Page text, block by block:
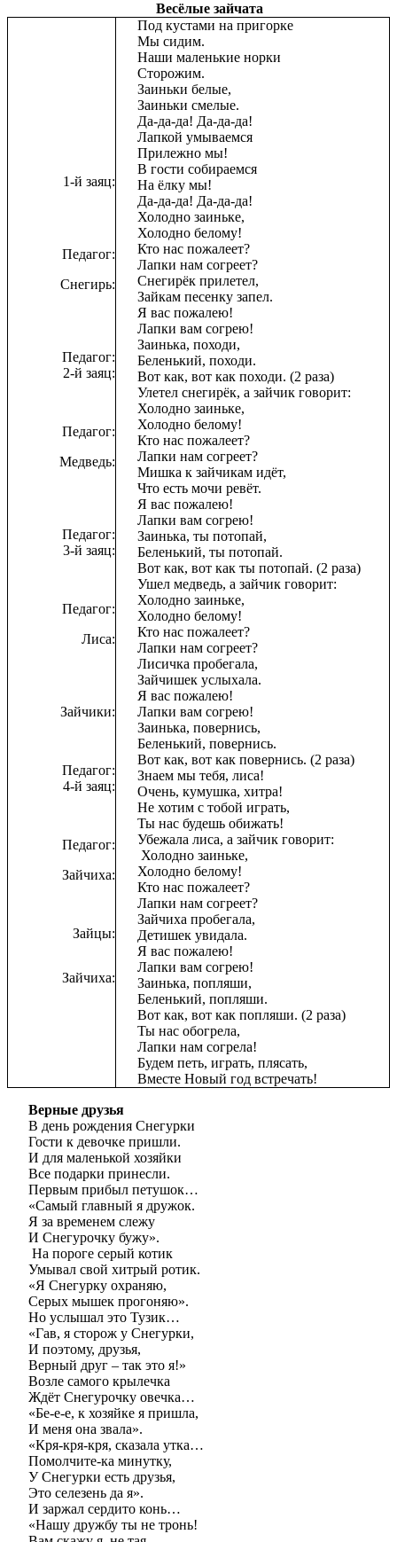
Весёлые зайчата
1-й заяц:
Педагог:
Снегирь:
Педагог:
2-й заяц:
Педагог:
Медведь:
Педагог:
3-й заяц:
Педагог:
Лиса:
Зайчики:
Педагог:
4-й заяц:
Педагог:
Зайчиха:
Зайцы:
Зайчиха:
Под кустами на пригорке
Мы сидим.
Наши маленькие норки
Сторожим.
Заиньки белые,
Заиньки смелые.
Да-да-да! Да-да-да!
Лапкой умываемся
Прилежно мы!
В гости собираемся
На ёлку мы!
Да-да-да! Да-да-да!
Холодно заиньке,
Холодно белому!
Кто нас пожалеет?
Лапки нам согреет?
Снегирёк прилетел,
Зайкам песенку запел.
Я вас пожалею!
Лапки вам согрею!
Заинька, походи,
Беленький, походи.
Вот как, вот как походи. (2 раза)
Улетел снегирёк, а зайчик говорит:
Холодно заиньке,
Холодно белому!
Кто нас пожалеет?
Лапки нам согреет?
Мишка к зайчикам идёт,
Что есть мочи ревёт.
Я вас пожалею!
Лапки вам согрею!
Заинька, ты потопай,
Беленький, ты потопай.
Вот как, вот как ты потопай. (2 раза)
Ушел медведь, а зайчик говорит:
Холодно заиньке,
Холодно белому!
Кто нас пожалеет?
Лапки нам согреет?
Лисичка пробегала,
Зайчишек услыхала.
Я вас пожалею!
Лапки вам согрею!
Заинька, повернись,
Беленький, повернись.
Вот как, вот как повернись. (2 раза)
Знаем мы тебя, лиса!
Очень, кумушка, хитра!
Не хотим с тобой играть,
Ты нас будешь обижать!
Убежала лиса, а зайчик говорит:
Холодно заиньке,
Холодно белому!
Кто нас пожалеет?
Лапки нам согреет?
Зайчиха пробегала,
Детишек увидала.
Я вас пожалею!
Лапки вам согрею!
Заинька, попляши,
Беленький, попляши.
Вот как, вот как попляши. (2 раза)
Ты нас обогрела,
Лапки нам согрела!
Будем петь, играть, плясать,
Вместе Новый год встречать!
Верные друзья
В день рождения Снегурки
Гости к девочке пришли.
И для маленькой хозяйки
Все подарки принесли.
Первым прибыл петушок…
«Самый главный я дружок.
Я за временем слежу
И Снегурочку бужу».
На пороге серый котик
Умывал свой хитрый ротик.
«Я Снегурку охраняю,
Серых мышек прогоняю».
Но услышал это Тузик…
«Гав, я сторож у Снегурки,
И поэтому, друзья,
Верный друг – так это я!»
Возле самого крылечка
Ждёт Снегурочку овечка…
«Бе-е-е, к хозяйке я пришла,
И меня она звала».
«Кря-кря-кря, сказала утка…
Помолчите-ка минутку,
У Снегурки есть друзья,
Это селезень да я».
И заржал сердито конь…
«Нашу дружбу ты не тронь!